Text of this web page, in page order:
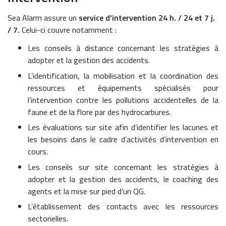
Sea Alarm assure un service d'intervention 24 h. / 24 et 7 j.
/ 7. Celui-ci couvre notamment :
Les conseils à distance concernant les stratégies à
adopter et la gestion des accidents.
L’identification, la mobilisation et la coordination des
ressources et équipements spécialisés pour
l’intervention contre les pollutions accidentelles de la
faune et de la flore par des hydrocarbures.
Les évaluations sur site afin d’identifier les lacunes et
les besoins dans le cadre d’activités d’intervention en
cours.
Les conseils sur site concernant les stratégies à
adopter et la gestion des accidents, le coaching des
agents et la mise sur pied d’un QG.
L’établissement des contacts avec les ressources
sectorielles.